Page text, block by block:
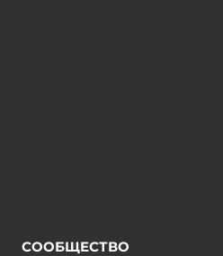
СООБЩЕСТВО